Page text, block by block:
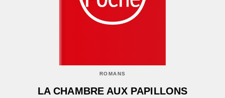
ROMANS
LA CHAMBRE AUX PAPILLONS